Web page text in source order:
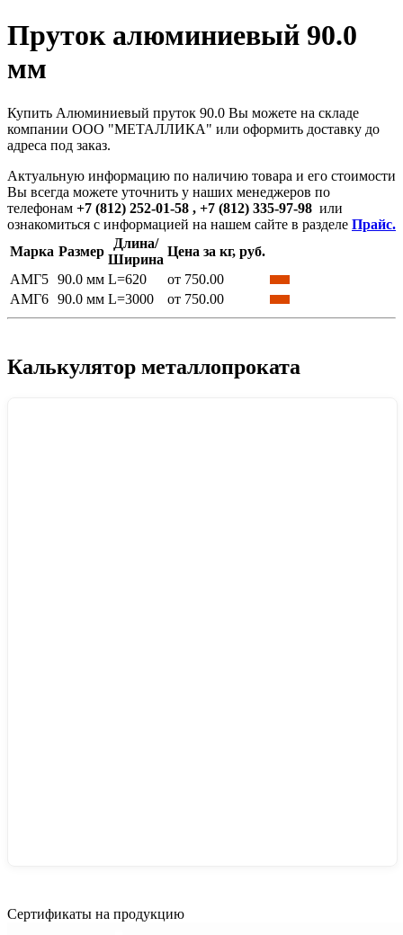
Пруток алюминиевый 90.0
мм
Купить Алюминиевый пруток 90.0 Вы можете на складе
компании ООО "МЕТАЛЛИКА" или оформить доставку до
адреса под заказ.
Актуальную информацию по наличию товара и его стоимости
Вы всегда можете уточнить у наших менеджеров по
телефонам +7 (812) 252-01-58 , +7 (812) 335-97-98 или
ознакомиться с информацией на нашем сайте в разделе Прайс.
Марка Размер
Длина/
Ширина
Цена за кг, руб.
АМГ5 90.0 мм L=620
от 750.00
АМГ6 90.0 мм L=3000 от 750.00
Калькулятор металлопроката
Сертификаты на продукцию